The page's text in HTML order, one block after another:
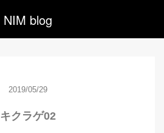
NIM blog
2019/05/29
キクラゲ02